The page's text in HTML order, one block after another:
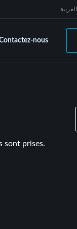
العربية
nous
sont prises.